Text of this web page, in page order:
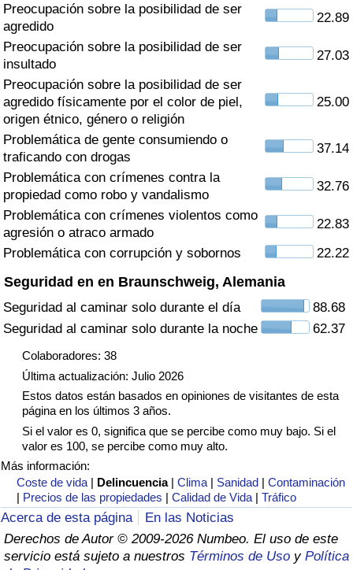
Preocupación sobre la posibilidad de ser
agredido
22.89
Preocupación sobre la posibilidad de ser
insultado
27.03
Preocupación sobre la posibilidad de ser
agredido físicamente por el color de piel,
origen étnico, género o religión
25.00
Problemática de gente consumiendo o
traficando con drogas
37.14
Problemática con crímenes contra la
propiedad como robo y vandalismo
32.76
Problemática con crímenes violentos como
agresión o atraco armado
22.83
Problemática con corrupción y sobornos
22.22
Seguridad en en Braunschweig, Alemania
Seguridad al caminar solo durante el día
88.68
Seguridad al caminar solo durante la noche
62.37
Colaboradores: 38
Última actualización: Julio 2026
Estos datos están basados en opiniones de visitantes de esta
página en los últimos 3 años.
Si el valor es 0, significa que se percibe como muy bajo. Si el
valor es 100, se percibe como muy alto.
Más información:
Coste de vida | Delincuencia |Clima | Sanidad |Contaminación
| Precios de las propiedades |Calidad de Vida |Tráfico
Acerca de esta página
En las Noticias
Derechos de Autor © 2009-2026 Numbeo. El uso de este
servicio está sujeto a nuestros Términos de Uso y Política
Índice de Sanidad por País
Contaminación
Índice de Contaminación (Actual)
Índice de contaminación
Índice de Contaminación por País
Tráfico
Índice de Tráfico
Índice de Tráfico (Actual)
Índice de Tráfico por País